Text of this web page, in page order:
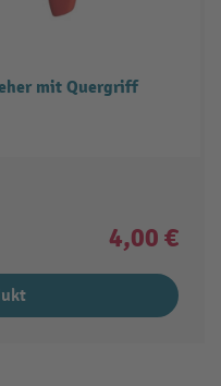
mit Quergriff
4,00 €